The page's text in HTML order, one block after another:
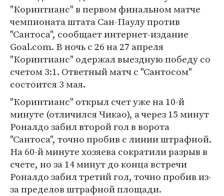
"Коринтианс" в первом финальном матче
чемпионата штата Сан-Паулу против
"Сантоса", сообщает интернет-издание
Goal.com. В ночь с 26 на 27 апреля
"Коринтианс" одержал выездную победу со
счетом 3:1. Ответный матч с "Сантосом"
состоится 3 мая.
"Коринтианс" открыл счет уже на 10-й
минуте (отличился Чикао), а через 15 минут
Роналдо забил второй гол в ворота
"Сантоса", точно пробив с линии штрафной.
На 60-й минуте хозяева сократили разрыв в
счете, но за 14 минут до конца встречи
Роналдо забил третий гол, точно пробив из-
за пределов штрафной площади.